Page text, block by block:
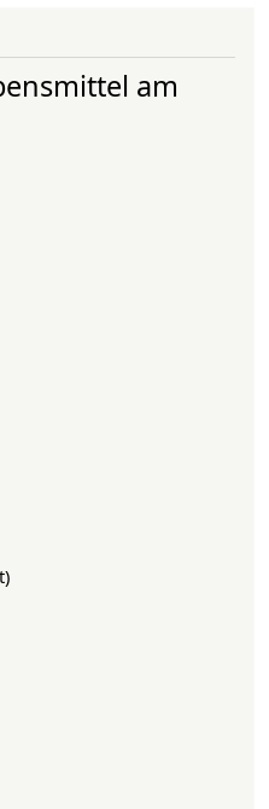
am